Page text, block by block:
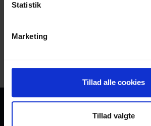
Statistik
Marketing
Tillad alle cookies
Tillad valgte
Vi hjælper familier med at give